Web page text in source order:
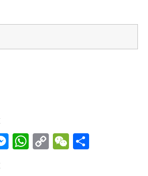
Messenger
WhatsApp
CopyWeChat